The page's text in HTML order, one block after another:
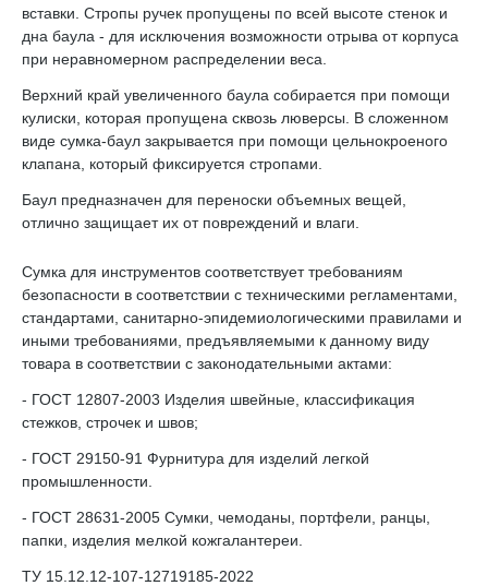
вставки. Стропы ручек пропущены по всей высоте стенок и
дна баула - для исключения возможности отрыва от корпуса
при неравномерном распределении веса.
Верхний край увеличенного баула собирается при помощи
кулиски, которая пропущена сквозь люверсы. В сложенном
виде сумка-баул закрывается при помощи цельнокроеного
клапана, который фиксируется стропами.
Баул предназначен для переноски объемных вещей,
отлично защищает их от повреждений и влаги.
Сумка для инструментов соответствует требованиям
безопасности в соответствии с техническими регламентами,
стандартами, санитарно-эпидемиологическими правилами и
иными требованиями, предъявляемыми к данному виду
товара в соответствии с законодательными актами:
- ГОСТ 12807-2003 Изделия швейные, классификация
стежков, строчек и швов;
- ГОСТ 29150-91 Фурнитура для изделий легкой
промышленности.
- ГОСТ 28631-2005 Сумки, чемоданы, портфели, ранцы,
папки, изделия мелкой кожгалантереи.
ТУ 15.12.12-107-12719185-2022